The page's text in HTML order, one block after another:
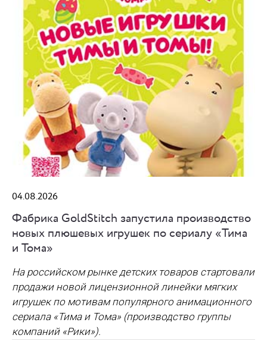
04.08.2026
Фабрика GoldStitch запустила производство
новых плюшевых игрушек по сериалу «Тима
и Тома»
На российском рынке детских товаров стартовали
продажи новой лицензионной линейки мягких
игрушек по мотивам популярного анимационного
сериала «Тима и Тома» (производство группы
компаний «Рики»).